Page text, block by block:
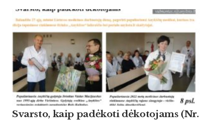
Svarsto, kaip padėkoti dėkotojams (Nr.